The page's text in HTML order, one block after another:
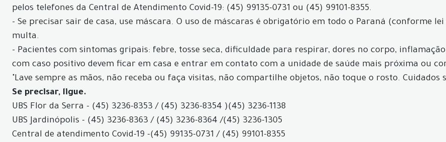
pelos telefones da Central de Atendimento Covid-19: (45) 99135-0731 ou (45) 99101-8355.
- Se precisar sair de casa, use máscara. O uso de máscaras é obrigatório em todo o Paraná (conforme
multa.
- Pacientes com sintomas gripais: febre, tosse seca, dificuldade para respirar, dores no corpo,
com caso positivo devem ficar em casa e entrar em contato com a unidade de saúde mais próxima ou
"Lave sempre as mãos, não receba ou faça visitas, não compartilhe objetos, não toque o rosto. Cuidados
Se precisar, ligue.
UBS Flor da Serra - (45) 3236-8353 / (45) 3236-8354 )(45) 3236-1138
UBS Jardinópolis - (45) 3236-8363 / (45) 3236-8364 /(45) 3236-1305
Central de atendimento Covid-19 -(45) 99135-0731 / (45) 99101-8355